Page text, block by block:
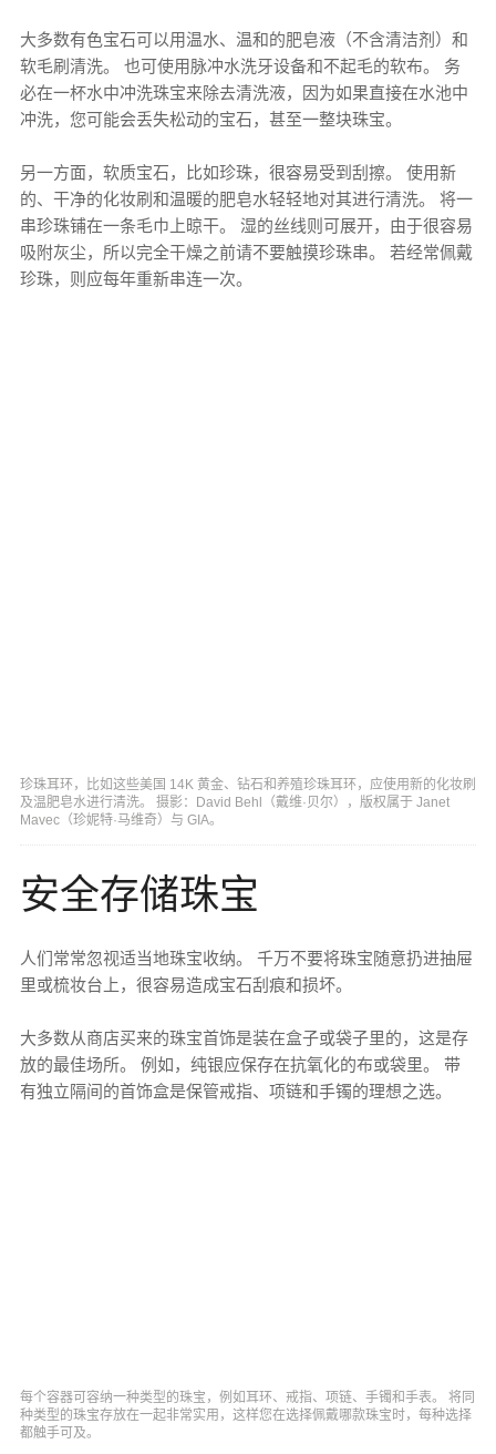
大多数有色宝石可以用温​​水、温和的肥皂液（不含清洁剂）和
软毛刷清洗。 也可使用脉冲水洗牙设备和不起毛的软布。 务
必在一杯水中冲洗珠宝来除去清洗液，因为如果直接在水池中
冲洗，您可能会丢失松动的宝石，甚至一整块珠宝。
另一方面，软质宝石，比如珍珠，很容易受到刮擦。 使用新
的、干净的化妆刷和温暖的肥皂水轻轻地对其进行清洗。 将一
串珍珠铺在一条毛巾上晾干。 湿的丝线则可展开，由于很容易
吸附灰尘，所以完全干燥之前请不要触摸珍珠串。 若经常佩戴
珍珠，则应每年重新串连一次。
珍珠耳环，比如这些美国 14K 黄金、钻石和养殖珍珠耳环，应使用新的化妆刷
及温肥皂水进行清洗。 摄影：David Behl（戴维·贝尔），版权属于 Janet
Mavec（珍妮特·马维奇）与 GIA。
安全存储珠宝
人们常常忽视适当地珠宝收纳。 千万不要将珠宝随意扔进抽屉
里或梳妆台上，很容易造成宝石刮痕和损坏。
大多数从商店买来的珠宝首饰是装在盒子或袋子里的，这是存
放的最佳场所。 例如，纯银应保存在抗氧化的布或袋里。 带
有独立隔间的首饰盒是保管戒指、项链和手镯的理想之选。
每个容器可容纳一种类型的珠宝，例如耳环、戒指、项链、手镯和手表。 将同
种类型的珠宝存放在一起非常实用，这样您在选择佩戴哪款珠宝时，每种选择
都触手可及。